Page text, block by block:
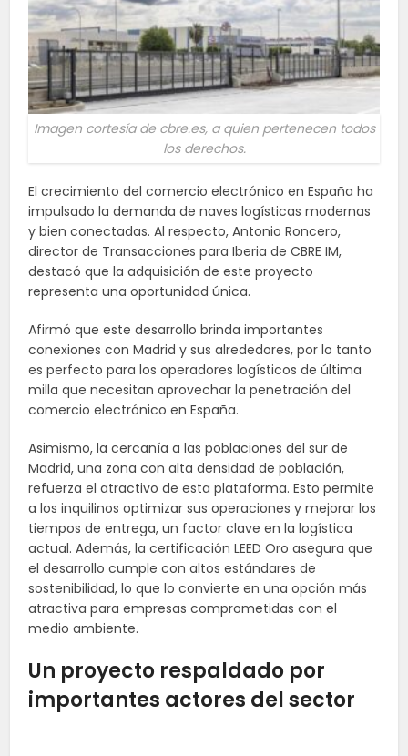
Imagen cortesía de cbre.es, a quien pertenecen todos
los derechos.
El crecimiento del comercio electrónico en España ha
impulsado la demanda de naves logísticas modernas
y bien conectadas. Al respecto, Antonio Roncero,
director de Transacciones para Iberia de CBRE IM,
destacó que la adquisición de este proyecto
representa una oportunidad única.
Afirmó que este desarrollo brinda importantes
conexiones con Madrid y sus alrededores, por lo tanto
es perfecto para los operadores logísticos de última
milla que necesitan aprovechar la penetración del
comercio electrónico en España.
Asimismo, la cercanía a las poblaciones del sur de
Madrid, una zona con alta densidad de población,
refuerza el atractivo de esta plataforma. Esto permite
a los inquilinos optimizar sus operaciones y mejorar los
tiempos de entrega, un factor clave en la logística
actual. Además, la certificación LEED Oro asegura que
el desarrollo cumple con altos estándares de
sostenibilidad, lo que lo convierte en una opción más
atractiva para empresas comprometidas con el
medio ambiente.
Un proyecto respaldado por
importantes actores del sector